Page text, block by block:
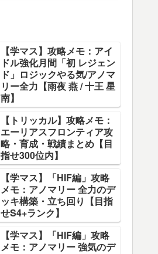
【学マス】攻略メモ：アイ
ドル強化月間「初 レジェン
ド」ロジックやる気/アノマ
リー全力【雨夜 燕 / 十王 星
南】
【トリッカル】攻略メモ：
エーリアスフロンティア攻
略・育成・戦績まとめ【目
指せ300位内】
【学マス】「HIF編」攻略
メモ：アノマリー 全力のデ
ッキ構築・立ち回り【目指
せS4+ランク】
【学マス】「HIF編」攻略
メモ：アノマリー 強気のデ